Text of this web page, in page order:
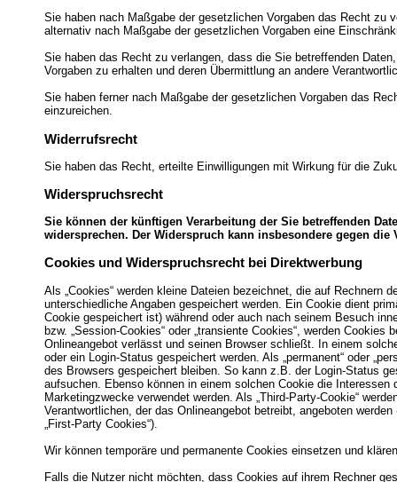
Sie haben nach Maßgabe der gesetzlichen Vorgaben das Recht zu
alternativ nach Maßgabe der gesetzlichen Vorgaben eine
Sie haben das Recht zu verlangen, dass die Sie betreffenden
Vorgaben zu erhalten und deren Übermittlung an andere
Sie haben ferner nach Maßgabe der gesetzlichen Vorgaben das
einzureichen.
Widerrufsrecht
Sie haben das Recht, erteilte Einwilligungen mit Wirkung für die
Widerspruchsrecht
Sie können der künftigen Verarbeitung der Sie betreffenden
widersprechen. Der Widerspruch kann insbesondere gegen
Cookies und Widerspruchsrecht bei Direktwerbung
Als „Cookies“ werden kleine Dateien bezeichnet, die auf Rechnern
unterschiedliche Angaben gespeichert werden. Ein Cookie dient
Cookie gespeichert ist) während oder auch nach seinem Besuch
bzw. „Session-Cookies“ oder „transiente Cookies“, werden
Onlineangebot verlässt und seinen Browser schließt. In einem
oder ein Login-Status gespeichert werden. Als „permanent“ oder
des Browsers gespeichert bleiben. So kann z.B. der Login-Status
aufsuchen. Ebenso können in einem solchen Cookie die
Marketingzwecke verwendet werden. Als „Third-Party-Cookie“
Verantwortlichen, der das Onlineangebot betreibt, angeboten
„First-Party Cookies“).
Wir können temporäre und permanente Cookies einsetzen und
Falls die Nutzer nicht möchten, dass Cookies auf ihrem Rechner